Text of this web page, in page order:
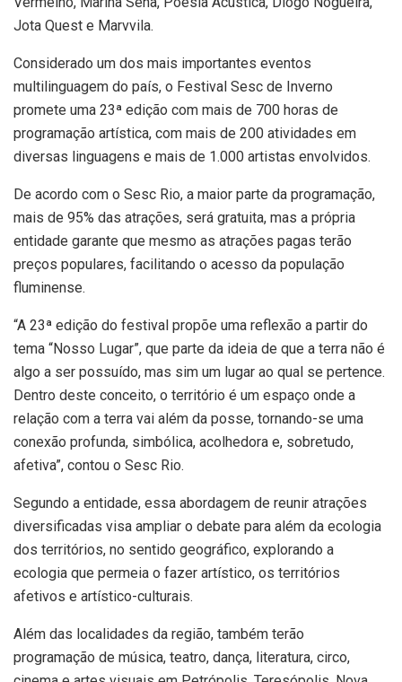
Jota Quest e Marvvila.
Considerado um dos mais importantes eventos
multilinguagem do país, o Festival Sesc de Inverno
promete uma 23ª edição com mais de 700 horas de
programação artística, com mais de 200 atividades em
diversas linguagens e mais de 1.000 artistas envolvidos.
De acordo com o Sesc Rio, a maior parte da programação,
mais de 95% das atrações, será gratuita, mas a própria
entidade garante que mesmo as atrações pagas terão
preços populares, facilitando o acesso da população
fluminense.
“A 23ª edição do festival propõe uma reflexão a partir do
tema “Nosso Lugar”, que parte da ideia de que a terra não é
algo a ser possuído, mas sim um lugar ao qual se pertence.
Dentro deste conceito, o território é um espaço onde a
relação com a terra vai além da posse, tornando-se uma
conexão profunda, simbólica, acolhedora e, sobretudo,
afetiva”, contou o Sesc Rio.
Segundo a entidade, essa abordagem de reunir atrações
diversificadas visa ampliar o debate para além da ecologia
dos territórios, no sentido geográfico, explorando a
ecologia que permeia o fazer artístico, os territórios
afetivos e artístico-culturais.
Além das localidades da região, também terão
programação de música, teatro, dança, literatura, circo,